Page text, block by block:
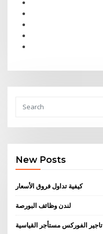
New Posts
كيفية تداول فروق الأسعار
لندن وظائف البورصة
تاجير الفوركس مستأجر القياسية